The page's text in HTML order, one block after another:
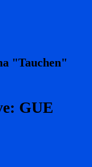
"Tauchen"
GUE